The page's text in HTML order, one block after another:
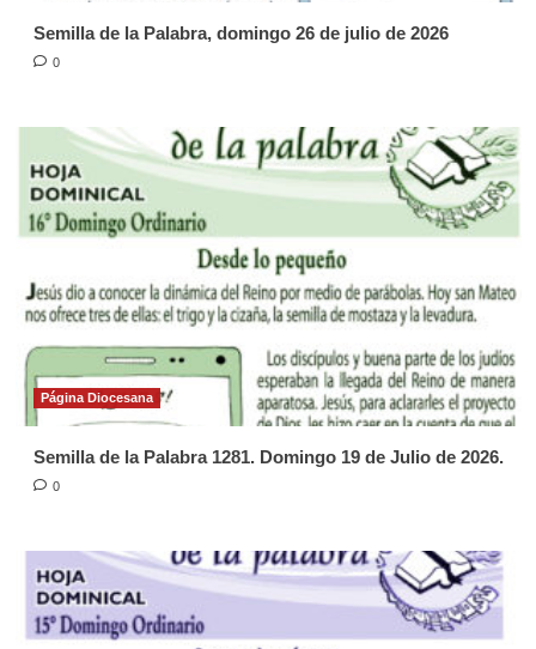
Semilla de la Palabra, domingo 26 de julio de 2026
0
Página Diocesana
Semilla de la Palabra 1281. Domingo 19 de Julio de 2026.
0